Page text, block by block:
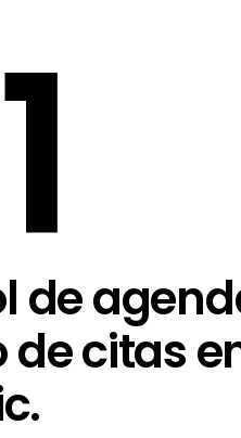
1de
de citas